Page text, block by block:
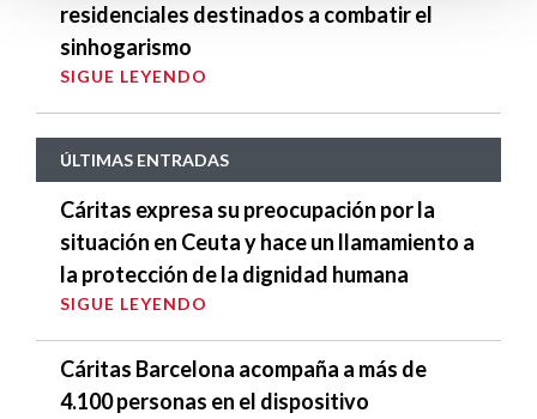
residenciales destinados a combatir el
sinhogarismo
SIGUE LEYENDO
ÚLTIMAS ENTRADAS
Cáritas expresa su preocupación por la
situación en Ceuta y hace un llamamiento a
la protección de la dignidad humana
SIGUE LEYENDO
Cáritas Barcelona acompaña a más de
4.100 personas en el dispositivo